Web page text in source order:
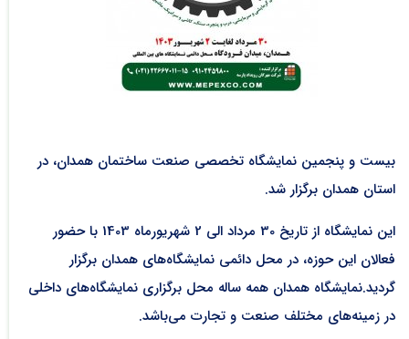
‌بیست و پنجمین نمایشگاه تخصصی صنعت ساختمان همدان، در
استان همدان برگزار شد.
این نمایشگاه از تاریخ 30 مرداد الی 2 شهریورماه 1403 با حضور
فعالان این حوزه، در محل دائمی نمایشگاه‌های همدان برگزار
گردید.نمایشگاه همدان همه ساله محل برگزاری نمایشگاه‌های داخلی
در زمینه‌های مختلف صنعت و تجارت می‌باشد.